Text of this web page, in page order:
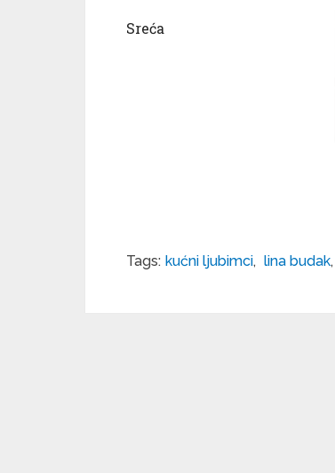
Sreća
Tags: kućni ljubimci, lina budak,